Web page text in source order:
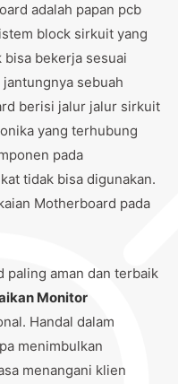
adalah papan pcb
block sirkuit yang
bekerja sesuai
sebuah
berisi jalur jalur sirkuit
yang terhubung
pada
tidak bisa digunakan.
Motherboard pada
paling aman dan terbaik
Monitor
Handal dalam
menimbulkan
menangani klien